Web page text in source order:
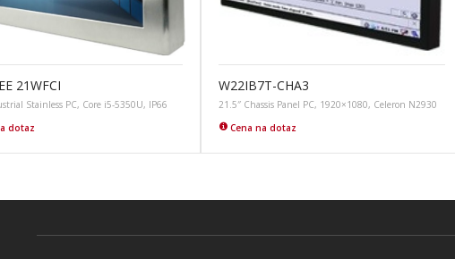
21WFCI
Stainless PC, Core i5-5350U, IP66
dotaz
W22IB7T-CHA3
21.5″ Chassis Panel PC, 1920×1080, Celeron N2930
Cena na dotaz